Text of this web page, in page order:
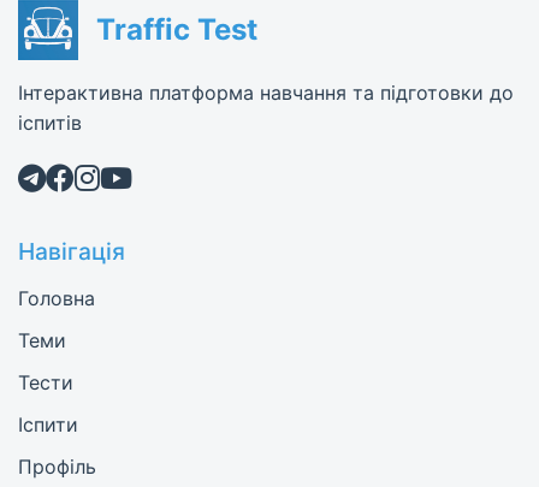
Traffic Test
Інтерактивна платформа навчання та підготовки до
іспитів
Навігація
Головна
Теми
Тести
Іспити
Профіль